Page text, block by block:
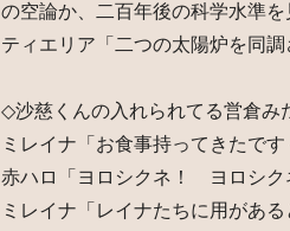
の空論か、二百年後の科学水準を
ティエリア「二つの太陽炉を同
◇沙慈くんの入れられてる営倉み
ミレイナ「お食事持ってきたで
赤ハロ「ヨロシクネ！ ヨロシク
ミレイナ「レイナたちに用があ